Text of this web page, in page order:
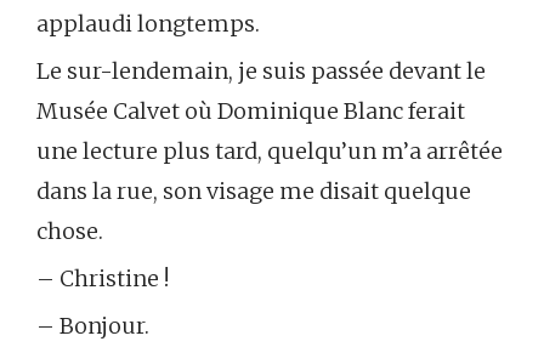
applaudi longtemps.
Le sur-lendemain, je suis passée devant le
Musée Calvet où Dominique Blanc ferait
une lecture plus tard, quelqu’un m’a arrêtée
dans la rue, son visage me disait quelque
chose.
– Christine !
– Bonjour.